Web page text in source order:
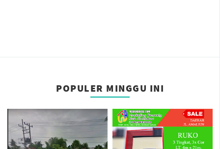
POPULER MINGGU INI